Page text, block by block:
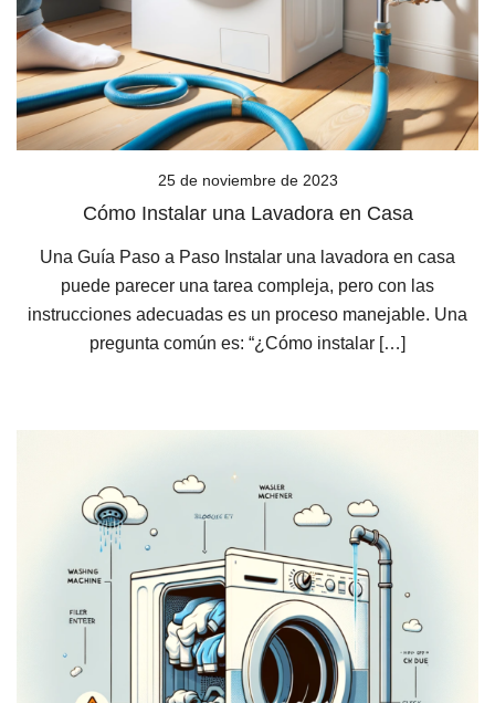
25 de noviembre de 2023
Cómo Instalar una Lavadora en Casa
Una Guía Paso a Paso Instalar una lavadora en casa
puede parecer una tarea compleja, pero con las
instrucciones adecuadas es un proceso manejable. Una
pregunta común es: “¿Cómo instalar […]